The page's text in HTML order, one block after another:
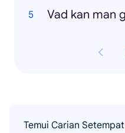
Temui Carian Setempat